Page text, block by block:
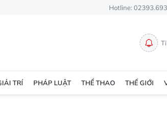
Hotline:
TRÍ PHÁP LUẬT THỂ THAO THẾ GIỚI